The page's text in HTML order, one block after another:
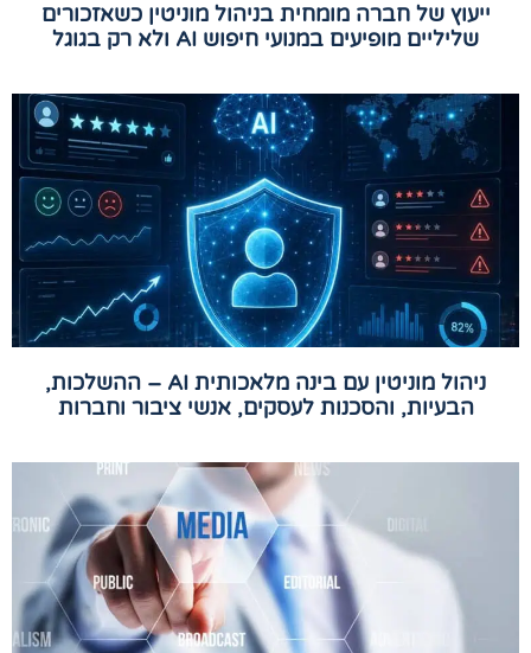
ייעוץ של חברה מומחית בניהול מוניטין כשאזכורים
שליליים מופיעים במנועי חיפוש AI ולא רק בגוגל
ניהול מוניטין עם בינה מלאכותית AI – ההשלכות,
הבעיות, והסכנות לעסקים, אנשי ציבור וחברות